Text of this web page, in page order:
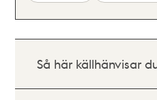
Så här källhänvisar